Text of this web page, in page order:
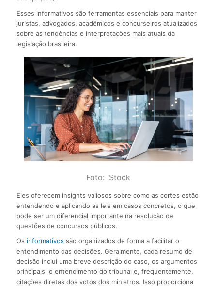
Esses informativos são ferramentas essenciais para manter
juristas, advogados, acadêmicos e concurseiros atualizados
sobre as tendências e interpretações mais atuais da
legislação brasileira.
Foto: iStock
Eles oferecem insights valiosos sobre como as cortes estão
entendendo e aplicando as leis em casos concretos, o que
pode ser um diferencial importante na resolução de
questões de concursos públicos.
Os informativos são organizados de forma a facilitar o
entendimento das decisões. Geralmente, cada resumo de
decisão inclui uma breve descrição do caso, os argumentos
principais, o entendimento do tribunal e, frequentemente,
citações diretas dos votos dos ministros. Isso proporciona